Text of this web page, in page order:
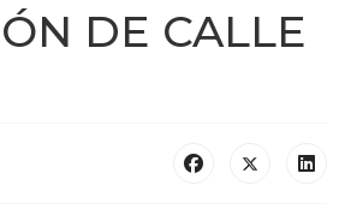
DE CALLE